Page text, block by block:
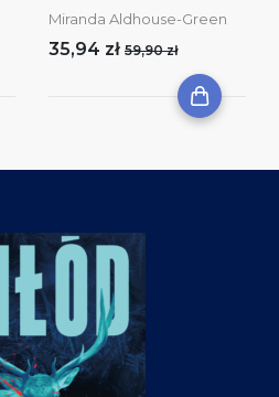
Miranda Aldhouse-Green
35,94 zł 59,90 zł